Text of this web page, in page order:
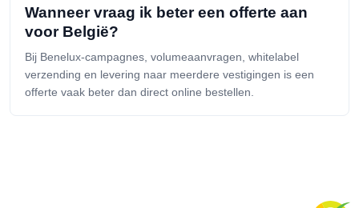
Wanneer vraag ik beter een offerte aan
voor België?
Bij Benelux-campagnes, volumeaanvragen, whitelabel
verzending en levering naar meerdere vestigingen is een
offerte vaak beter dan direct online bestellen.